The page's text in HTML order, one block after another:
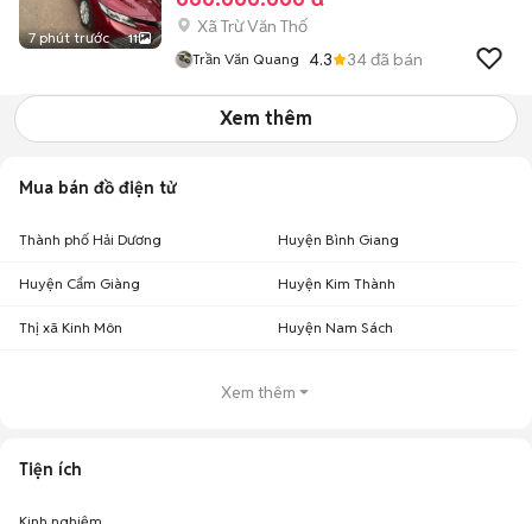
7 phút trước 11
Xã Trừ Văn Thố
Trần Văn Quang 4.3 34đã bán
Xem thêm
Mua bán đồ điện tử
Thành phố Hải Dương Huyện Bình Giang
Huyện Cẩm Giàng Huyện Kim Thành
Thị xã Kinh Môn Huyện Nam Sách
Xem thêm
Tiện ích